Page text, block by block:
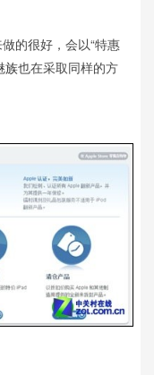
的很好，会以“特惠
族也在采取同样的方